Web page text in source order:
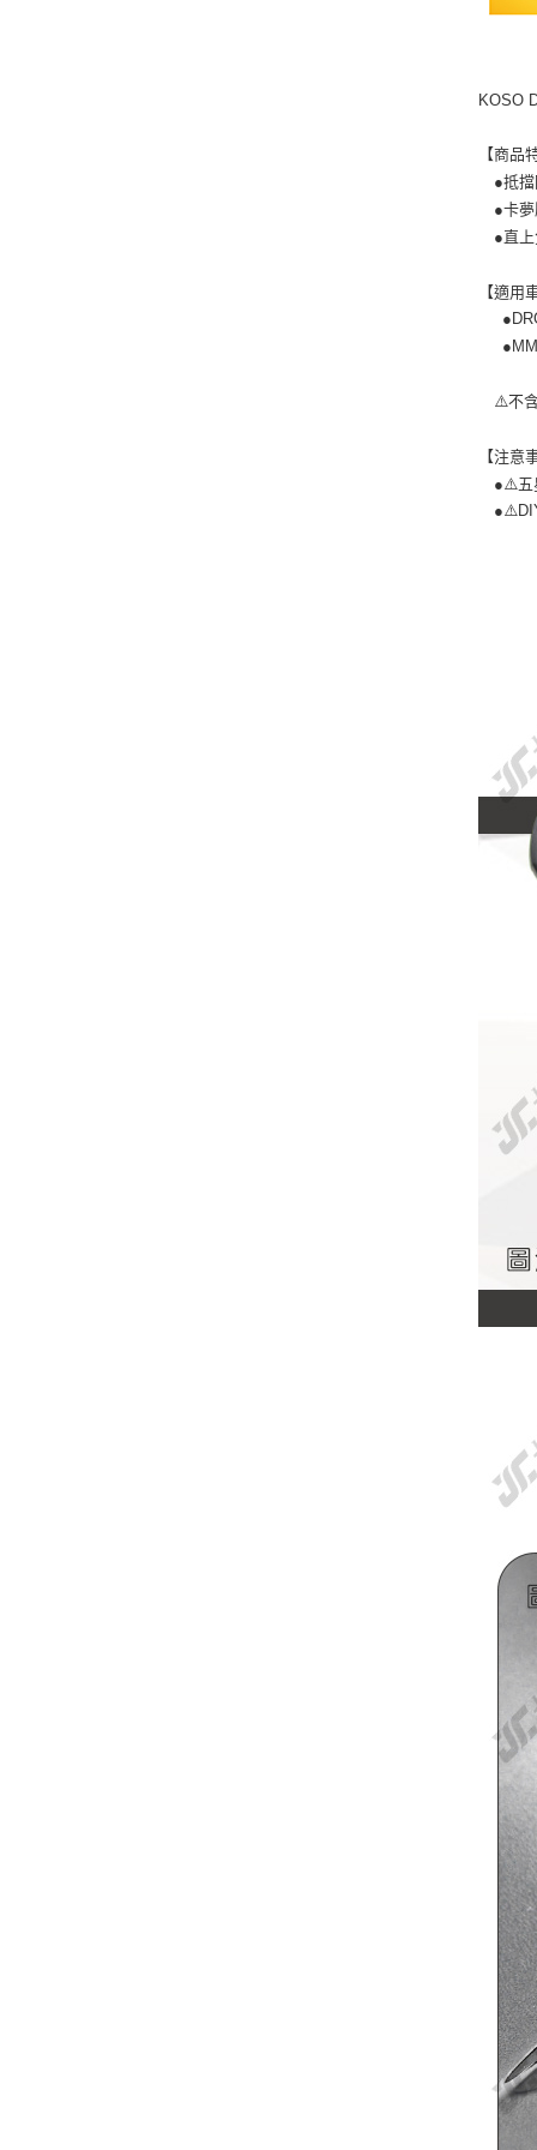
KOSO
【商品
●抵擋
●卡夢
●直上
【適用
⚠️不
【注意
●⚠️五
●⚠️DIY